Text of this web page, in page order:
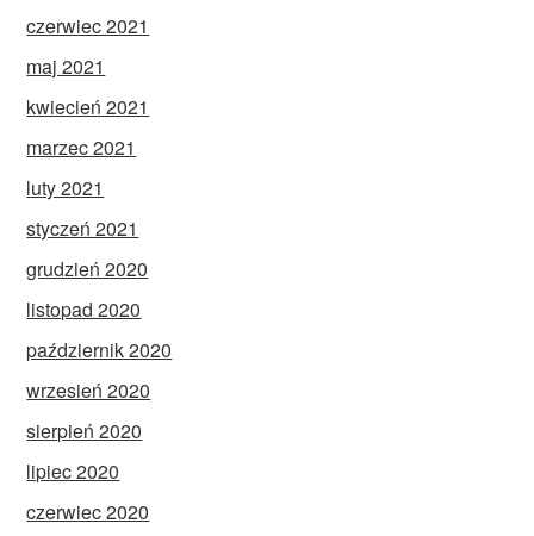
czerwiec 2021
maj 2021
kwiecień 2021
marzec 2021
luty 2021
styczeń 2021
grudzień 2020
listopad 2020
październik 2020
wrzesień 2020
sierpień 2020
lipiec 2020
czerwiec 2020